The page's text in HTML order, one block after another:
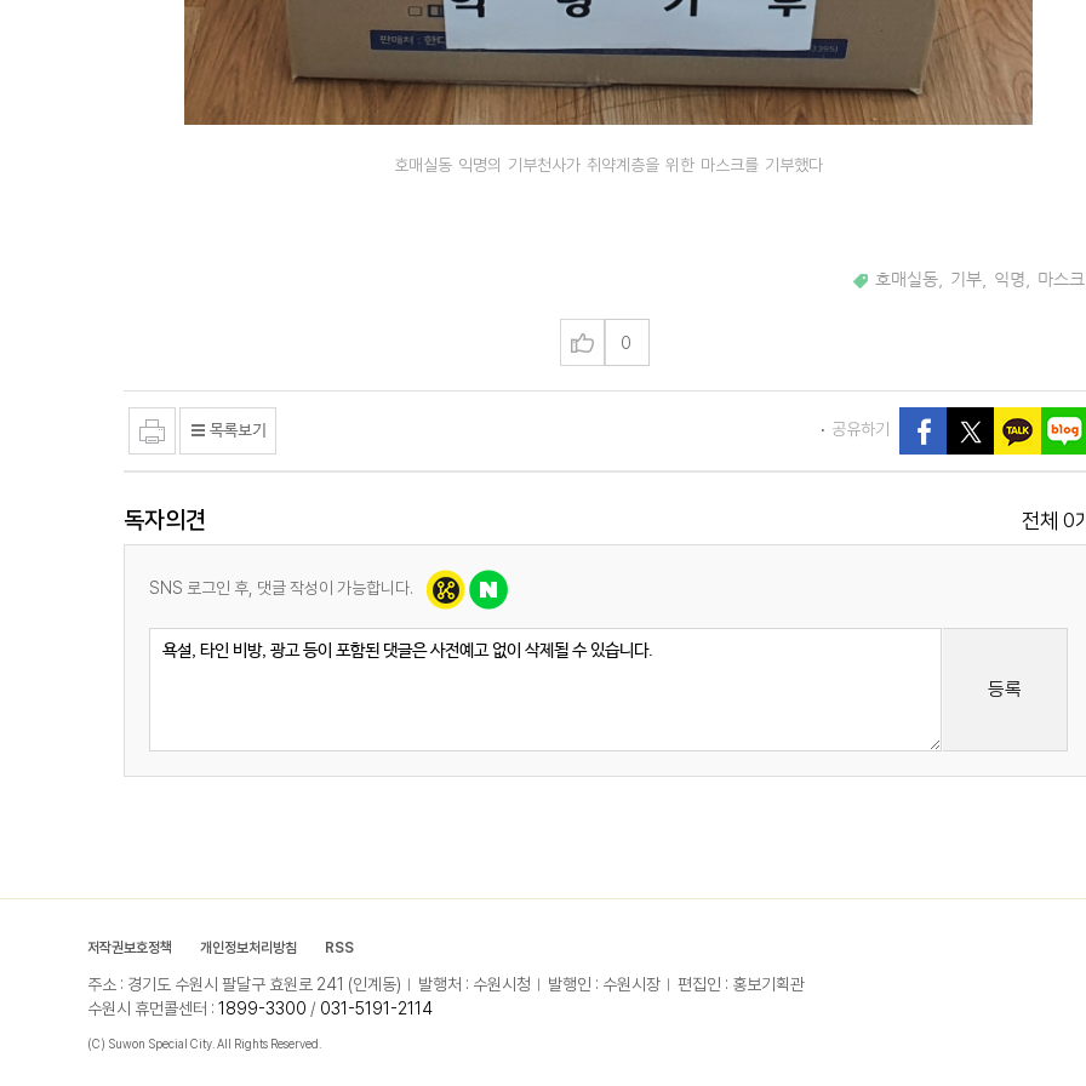
호매실동 익명의 기부천사가 취약계층을 위한 마스크를 기부했다
호매실동 기부 익명 마스크
0
공유하기
독자의견 전체 0
SNS 로그인 후, 댓글 작성이 가능합니다.
등록
저작권보호정책 개인정보처리방침 RSS
주소 : 경기도 수원시 팔달구 효원로 241 (인계동) 발행처 : 수원시청 발행인 : 수원시장
편집인 : 홍보기획관
수원시 휴먼콜센터 : 1899-3300 / 031-5191-2114
(C) Suwon Special City. All Rights Reserved.